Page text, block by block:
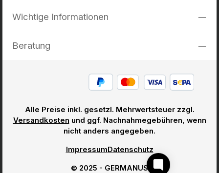
Wichtige Informationen
Beratung
Alle Preise inkl. gesetzl. Mehrwertsteuer zzgl.
Versandkosten und ggf. Nachnahmegebühren, wenn
nicht anders angegeben.
© 2025 - GERMANUS
ImpressumDatenschutz